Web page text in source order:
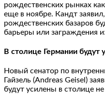
рождественских рынках
еще в ноябре. Кандт
рождественских базаров
барьеры или заграждения
В столице Германии будут
Новый сенатор по
Гайзель (Andreas Geisel)
будут усилены в столице